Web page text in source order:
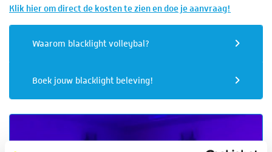
Klik hier om direct de kosten te zien en doe je aanvraag!
Waarom blacklight volleybal?
Boek jouw blacklight beleving!